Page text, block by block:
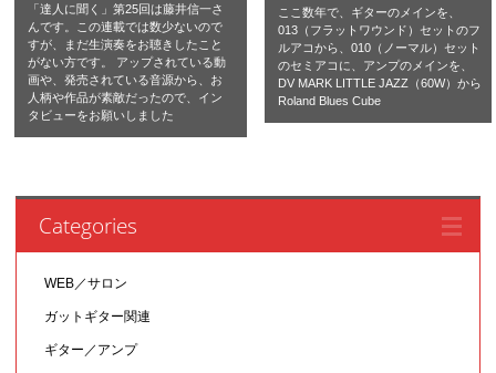
「達人に聞く」第25回は藤井信一さ
んです。この連載では数少ないので
すが、まだ生演奏をお聴きしたこと
がない方です。 アップされている動
画や、発売されている音源から、お
人柄や作品が素敵だったので、イン
タビューをお願いしました
ここ数年で、ギターのメインを、
013（フラットワウンド）セットのフ
ルアコから、010（ノーマル）セット
のセミアコに、アンプのメインを、
DV MARK LITTLE JAZZ（60W）から
Roland Blues Cube
Categories
WEB／サロン
ガットギター関連
ギター／アンプ